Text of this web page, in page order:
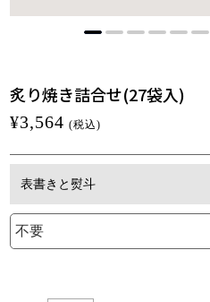
炙り焼き詰合せ(27袋入)
¥3,564 (税込)
表書きと熨斗